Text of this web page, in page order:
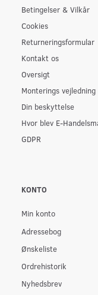
Betingelser & Vilkår
Cookies
Returneringsformular
Kontakt os
Oversigt
Monterings vejledning
Din beskyttelse
Hvor blev E-
GDPR
KONTO
Min konto
Adressebog
Ønskeliste
Ordrehistorik
Nyhedsbrev